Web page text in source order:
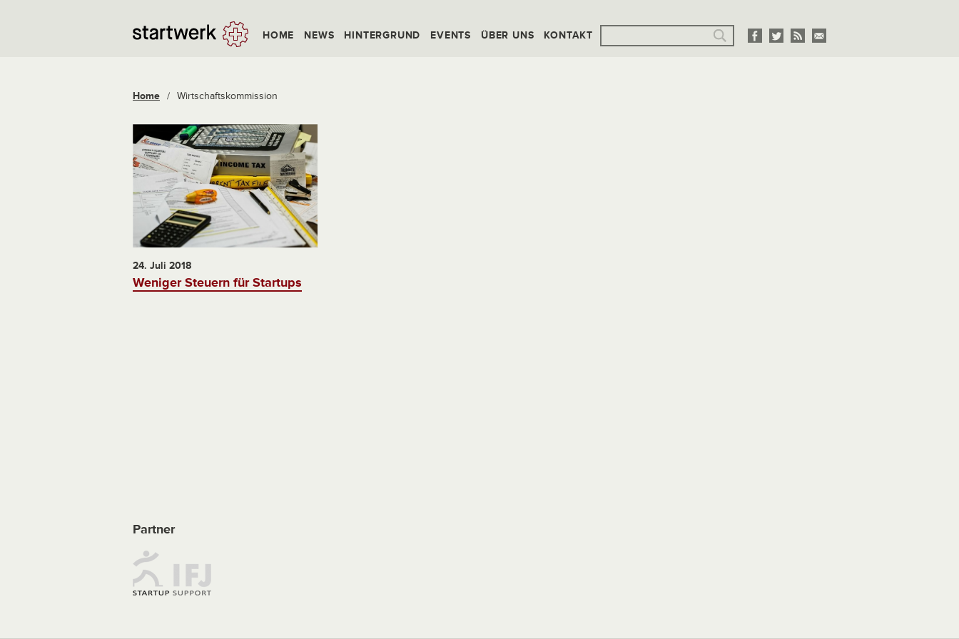
HOME NEWS HINTERGRUND EVENTS ÜBER UNS KONTAKT
Home / Wirtschaftskommission
24. Juli 2018
Weniger Steuern für Startups
Partner